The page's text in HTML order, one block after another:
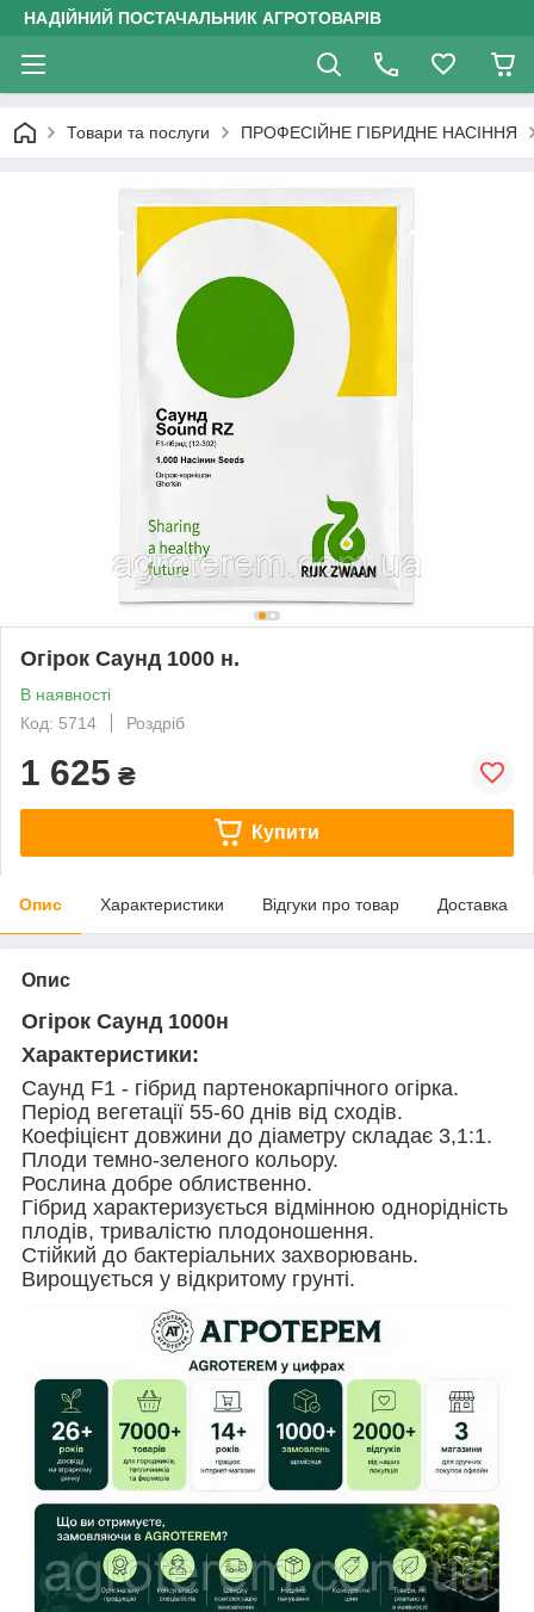
НАДІЙНИЙ ПОСТАЧАЛЬНИК АГРОТОВАРІВ
Товари та послуги ПРОФЕСІЙНЕ ГІБРИДНЕ НАСІННЯ
Огірок Саунд 1000 н.
В наявності
Код: 5714
Роздріб
1 625 ₴
Купити
Опис Характеристики Відгуки про товар Доставка
Опис
Огірок Саунд 1000н
Характеристики:
Саунд F1 - гібрид партенокарпічного огірка.
Період вегетації 55-60 днів від сходів.
Коефіцієнт довжини до діаметру складає 3,1:1.
Плоди темно-зеленого кольору.
Рослина добре облиственно.
Гібрид характеризується відмінною однорідність
плодів, тривалістю плодоношення.
Стійкий до бактеріальних захворювань.
Вирощується у відкритому грунті.